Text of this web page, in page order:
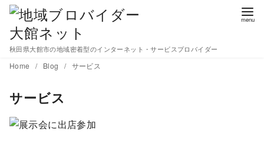
秋田県大館市の地域密着型のインターネット・サービスプロバイダー
Home Blog サービス
サービス